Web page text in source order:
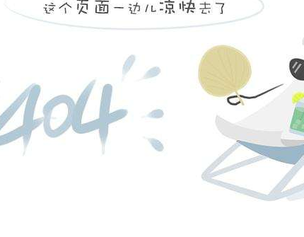
历了历史上的第一次股权改革，新一届领导班子把市
员周到的服务赢得了广大消费者，畅销在武汉的大街
，继而向全国辐射，如期实现了枝江品牌的全国化，
、“ 中国最具价值品牌 ”等金字招
师，
名国家级白酒、露酒评酒委员。在白酒技术
整白酒产业政策的研究》课题的调研与结题。随着博
进一步增强。木茂鸟集，水积鱼聚。枝江酒业构筑了高
江酒业以新的姿态在武汉召开这样规模较大的全国经
们登高望远、冲刺百亿的信心、力量和豪情的集中展示
流的营销铁军来完成品牌的全面推广。枝江酒业拥有
的枝江酒深入全国市场，被业界誉为 “枝
斯试玩的合作伙伴。看到今天气宇不凡、精神饱满的